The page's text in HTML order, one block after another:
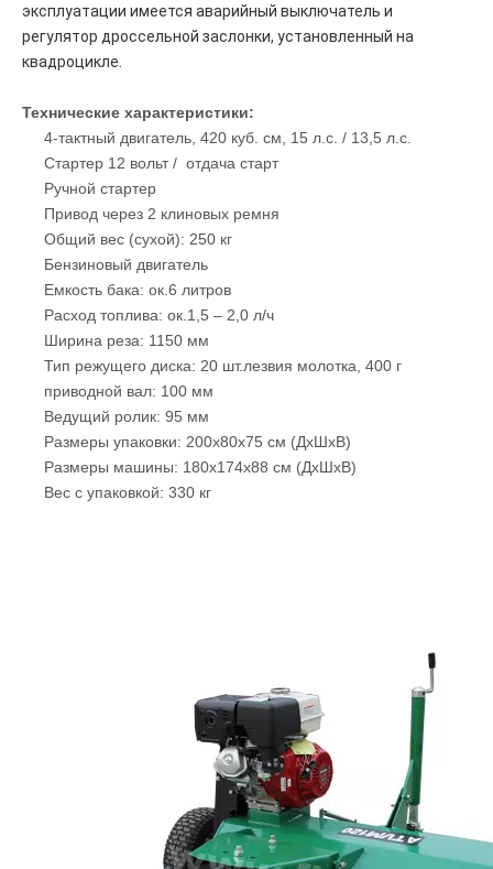
эксплуатации имеется аварийный выключатель и
регулятор дроссельной заслонки, установленный на
квадроцикле.
Технические характеристики:
4-тактный двигатель, 420 куб. см, 15 л.с. / 13,5 л.с.
Стартер 12 вольт / отдача старт
Ручной стартер
Привод через 2 клиновых ремня
Общий вес (сухой): 250 кг
Бензиновый двигатель
Емкость бака: ок.6 литров
Расход топлива: ок.1,5 – 2,0 л/ч
Ширина реза: 1150 мм
Тип режущего диска: 20 шт.лезвия молотка, 400 г
приводной вал: 100 мм
Ведущий ролик: 95 мм
Размеры упаковки: 200х80х75 см (ДхШхВ)
Размеры машины: 180x174x88 см (ДхШхВ)
Вес с упаковкой: 330 кг